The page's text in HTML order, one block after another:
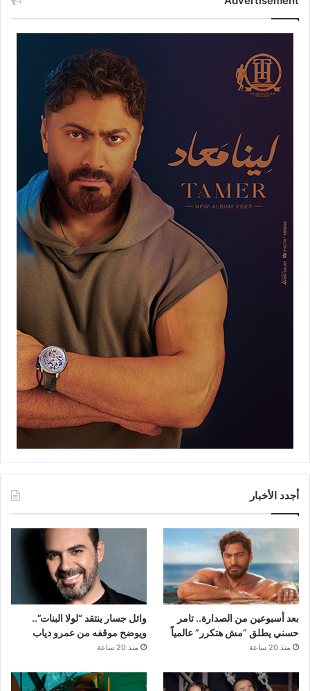
أجدد الأخبار
بعد أسبوعين من الصدارة.. تامر
حسني يطلق “مش هتكرر” عالمياً
منذ 20 ساعة
وائل جسار ينتقد “لولا البنات”..
ويوضح موقفه من عمرو دياب
منذ 20 ساعة